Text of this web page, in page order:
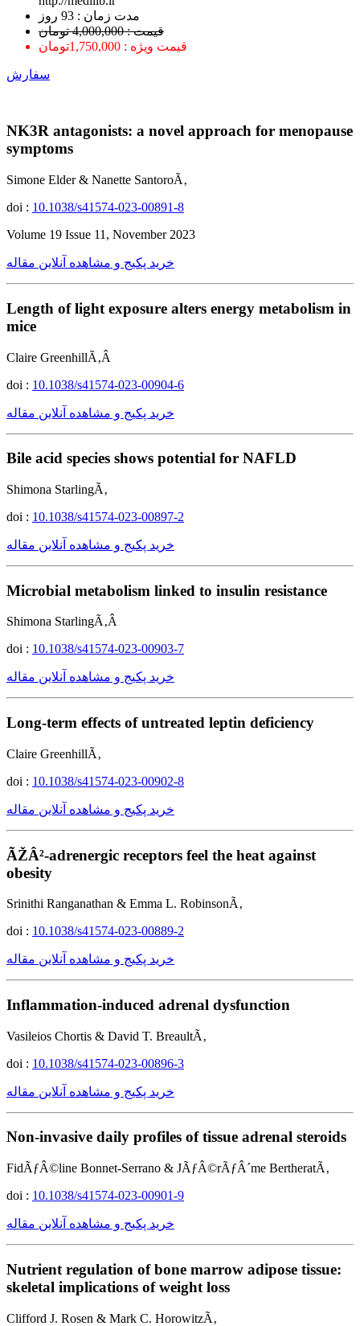
ﻣﺪﺕ ﺯﻣﺎﻥ : 93 ﺭﻭﺯ
قیمت : 4,000,000 تومان
قیمت ویژه : 1,750,000تومان
سفارش
NK3R antagonists: a novel approach for menopause
symptoms
Simone Elder & Nanette SantoroÃ‚
doi : 10.1038/s41574-023-00891-8
Volume 19 Issue 11, November 2023
خرید پکیج و مشاهده آنلاین مقاله
Length of light exposure alters energy metabolism in
mice
Claire GreenhillÃ‚Â
doi : 10.1038/s41574-023-00904-6
خرید پکیج و مشاهده آنلاین مقاله
Bile acid species shows potential for NAFLD
Shimona StarlingÃ‚
doi : 10.1038/s41574-023-00897-2
خرید پکیج و مشاهده آنلاین مقاله
Microbial metabolism linked to insulin resistance
Shimona StarlingÃ‚Â
doi : 10.1038/s41574-023-00903-7
خرید پکیج و مشاهده آنلاین مقاله
Long-term effects of untreated leptin deficiency
Claire GreenhillÃ‚
doi : 10.1038/s41574-023-00902-8
خرید پکیج و مشاهده آنلاین مقاله
ÃŽÂ²-adrenergic receptors feel the heat against
obesity
Srinithi Ranganathan & Emma L. RobinsonÃ‚
doi : 10.1038/s41574-023-00889-2
خرید پکیج و مشاهده آنلاین مقاله
Inflammation-induced adrenal dysfunction
Vasileios Chortis & David T. BreaultÃ‚
doi : 10.1038/s41574-023-00896-3
خرید پکیج و مشاهده آنلاین مقاله
Non-invasive daily profiles of tissue adrenal steroids
FidÃƒÂ©line Bonnet-Serrano & JÃƒÂ©rÃƒÂ´me BertheratÃ‚
doi : 10.1038/s41574-023-00901-9
خرید پکیج و مشاهده آنلاین مقاله
Nutrient regulation of bone marrow adipose tissue:
skeletal implications of weight loss
Clifford J. Rosen & Mark C. HorowitzÃ‚